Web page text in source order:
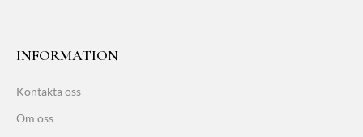
INFORMATION
Kontakta oss
Om oss